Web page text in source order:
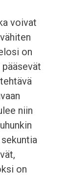
voivat
on
niin
on